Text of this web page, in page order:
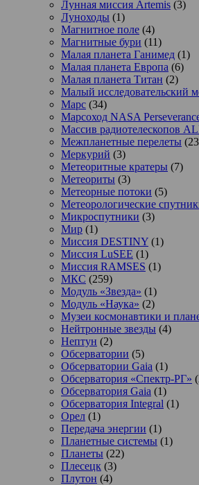
Лунная миссия Artemis (3)
Луноходы (1)
Магнитное поле (4)
Магнитные бури (11)
Малая планета Ганимед (1)
Малая планета Европа (6)
Малая планета Титан (2)
Малый исследовательский
Марс (34)
Марсоход NASA
Массив радиотелескопов
Межпланетные перелеты
Меркурий (3)
Метеоритные кратеры (7)
Метеориты (3)
Метеорные потоки (5)
Метеорологические
Микроспутники (3)
Мир (1)
Миссия DESTINY (1)
Миссия LuSEE (1)
Миссия RAMSES (1)
МКС (259)
Модуль «Звезда» (1)
Модуль «Наука» (2)
Музеи космонавтики и
Нейтронные звезды (4)
Нептун (2)
Обсерватории (5)
Обсерватории Gaia (1)
Обсерватория «Спектр-РГ»
Обсерватория Gaia (1)
Обсерватория Integral (1)
Орел (1)
Передача энергии (1)
Планетные системы (1)
Планеты (22)
Плесецк (3)
Плутон (4)